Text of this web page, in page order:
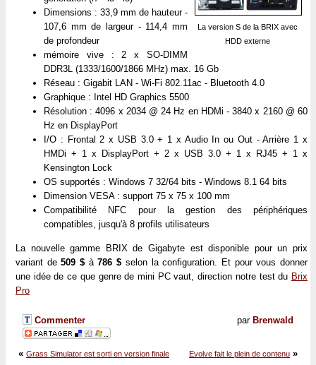
La version S de la BRIX avec
HDD externe
Dimensions : 33,9 mm de hauteur -
107,6 mm de largeur - 114,4 mm
de profondeur
mémoire vive : 2 x SO-DIMM
DDR3L (1333/1600/1866 MHz) max. 16 Gb
Réseau : Gigabit LAN - Wi-Fi 802.11ac - Bluetooth 4.0
Graphique : Intel HD Graphics 5500
Résolution : 4096 x 2034 @ 24 Hz en HDMi - 3840 x 2160 @ 60
Hz en DisplayPort
I/O : Frontal 2 x USB 3.0 + 1 x Audio In ou Out - Arrière 1 x
HMDi + 1 x DisplayPort + 2 x USB 3.0 + 1 x RJ45 + 1 x
Kensington Lock
OS supportés : Windows 7 32/64 bits - Windows 8.1 64 bits
Dimension VESA : support 75 x 75 x 100 mm
Compatibilité NFC pour la gestion des périphériques
compatibles, jusqu'à 8 profils utilisateurs
La nouvelle gamme BRIX de Gigabyte est disponible pour un prix
variant de509 $ à786 $ selon la configuration. Et pour vous donner
une idée de ce que genre de mini PC vaut, direction notre test du Brix
Pro
par Brenwald
Commenter
Evolve fait le plein de contenu »
« Grass Simulator est sorti en version finale